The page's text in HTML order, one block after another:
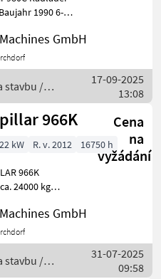
1990 6-
6 Liter Hubraum
GmbH
stavbu /
17-09-2025
13:08
966K
Cena
na
vyžádání
kW R. v. 2012 16750 h
966K
24000 kg
6-
C9, 3
4-Gang-
GmbH
stavbu /
31-07-2025
09:58